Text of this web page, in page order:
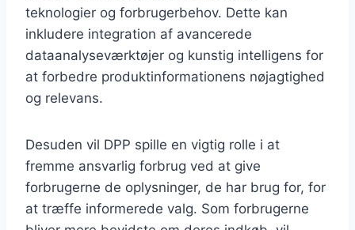
teknologier og forbrugerbehov. Dette kan
inkludere integration af avancerede
dataanalyseværktøjer og kunstig intelligens for
at forbedre produktinformationens nøjagtighed
og relevans.
Desuden vil DPP spille en vigtig rolle i at
fremme ansvarlig forbrug ved at give
forbrugerne de oplysninger, de har brug for, for
at træffe informerede valg. Som forbrugerne